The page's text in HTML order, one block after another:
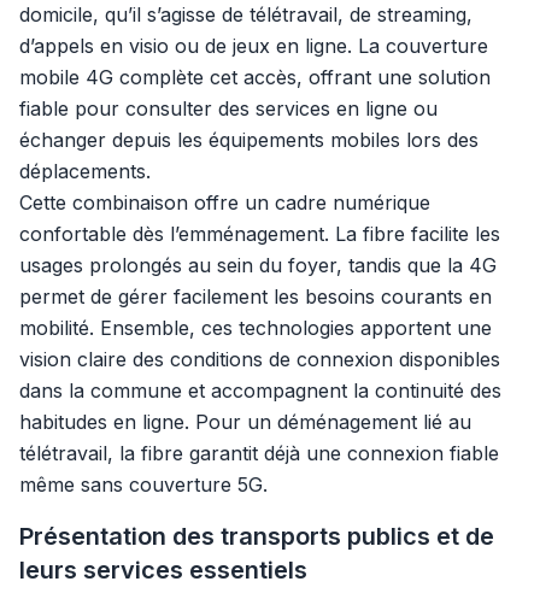
domicile, qu’il s’agisse de télétravail, de streaming,
d’appels en visio ou de jeux en ligne. La couverture
mobile 4G complète cet accès, offrant une solution
fiable pour consulter des services en ligne ou
échanger depuis les équipements mobiles lors des
déplacements.
Cette combinaison offre un cadre numérique
confortable dès l’emménagement. La fibre facilite les
usages prolongés au sein du foyer, tandis que la 4G
permet de gérer facilement les besoins courants en
mobilité. Ensemble, ces technologies apportent une
vision claire des conditions de connexion disponibles
dans la commune et accompagnent la continuité des
habitudes en ligne. Pour un déménagement lié au
télétravail, la fibre garantit déjà une connexion fiable
même sans couverture 5G.
Présentation des transports publics et de
leurs services essentiels